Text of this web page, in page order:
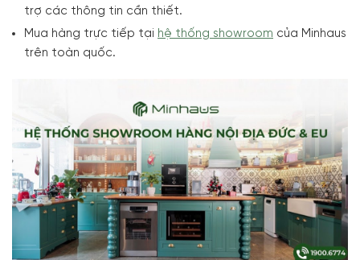
trợ các thông tin cần thiết.
Mua hàng trực tiếp tại hệ thống showroom của Minhaus
trên toàn quốc.